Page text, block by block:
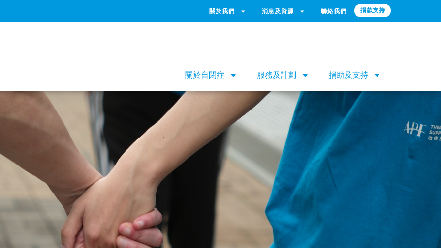
關於我們 消息及資源 聯絡我們 捐款支持
關於自閉症 服務及計劃 捐助及支持